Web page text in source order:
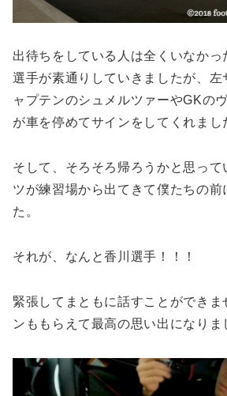
出待ちをしている人は全くいなか
選手が素通りしていきましたが、左
ャプテンのシュメルツァーやGKの
が車を停めてサインをしてくれまし
そして、そろそろ帰ろうかと思って
ツが練習場から出てきて僕たちの前
た。
それが、なんと香川選手！！！
緊張してまともに話すことができま
ンももらえて最高の思い出になりま